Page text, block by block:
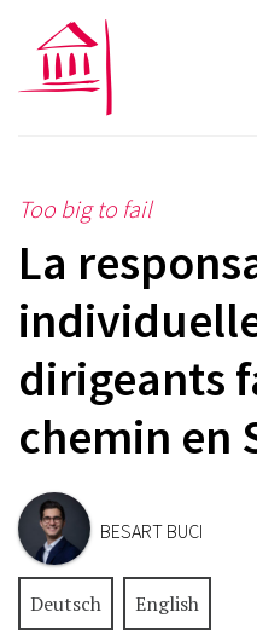
Too big to fail
La
dirigeants
chemin en
BESART BUCI
Deutsch English